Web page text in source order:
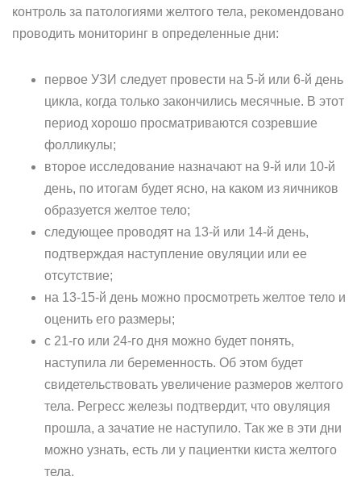
контроль за патологиями желтого тела, рекомендовано
проводить мониторинг в определенные дни:
первое УЗИ следует провести на 5-й или 6-й день
цикла, когда только закончились месячные. В этот
период хорошо просматриваются созревшие
фолликулы;
второе исследование назначают на 9-й или 10-й
день, по итогам будет ясно, на каком из яичников
образуется желтое тело;
следующее проводят на 13-й или 14-й день,
подтверждая наступление овуляции или ее
отсутствие;
на 13-15-й день можно просмотреть желтое тело и
оценить его размеры;
с 21-го или 24-го дня можно будет понять,
наступила ли беременность. Об этом будет
свидетельствовать увеличение размеров желтого
тела. Регресс железы подтвердит, что овуляция
прошла, а зачатие не наступило. Так же в эти дни
можно узнать, есть ли у пациентки киста желтого
тела.